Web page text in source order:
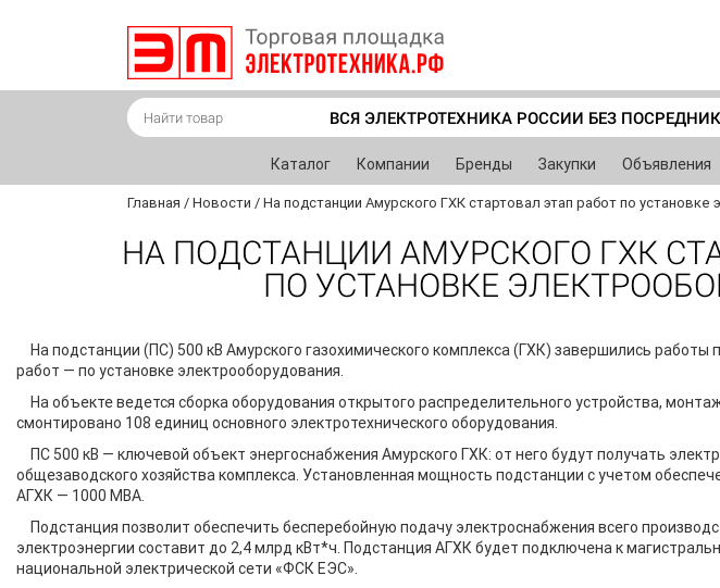
ВСЯ ЭЛЕКТРОТЕХНИКА РОССИИ БЕЗ
Каталог Компании Бренды Закупки Объявления
Главная / Новости / На подстанции Амурского ГХК стартовал этап работ по установке
НА ПОДСТАНЦИИ АМУРСКОГО ГХК
ПО УСТАНОВКЕ
На подстанции (ПС) 500 кВ Амурского газохимического комплекса (ГХК) завершились
работ — по установке электрооборудования.
На объекте ведется сборка оборудования открытого распределительного устройства,
смонтировано 108 единиц основного электротехнического оборудования.
ПС 500 кВ — ключевой объект энергоснабжения Амурского ГХК: от него будут получать
общезаводского хозяйства комплекса. Установленная мощность подстанции с учетом
АГХК — 1000 МВА.
Подстанция позволит обеспечить бесперебойную подачу электроснабжения всего
электроэнергии составит до 2,4 млрд кВт*ч. Подстанция АГХК будет подключена к
национальной электрической сети «ФСК ЕЭС».